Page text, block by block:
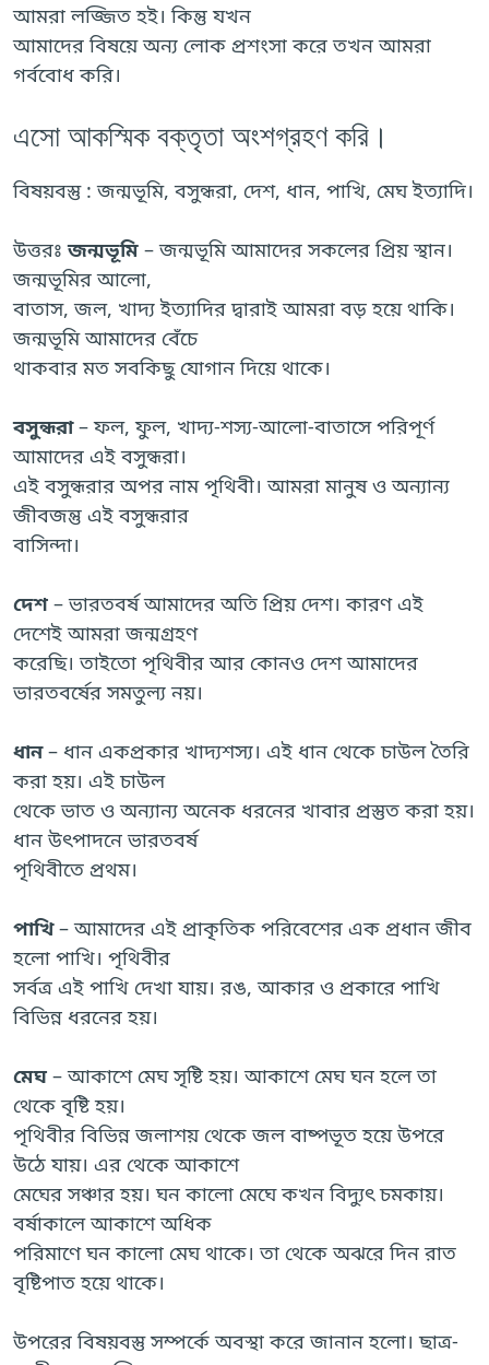
আমরা লজ্জিত হই। কিন্তু যখন
আমাদের বিষয়ে অন্য লোক প্রশংসা করে তখন আমরা
গর্ববোধ করি।
এসো আকস্মিক বক্তৃতা অংশগ্রহণ করি।
বিষয়বস্তু : জন্মভূমি, বসুন্ধরা, দেশ, ধান, পাখি, মেঘ ইত্যাদি।
উত্তরঃজন্মভূমি – জন্মভূমি আমাদের সকলের প্রিয় স্থান।
জন্মভূমির আলো,
বাতাস, জল, খাদ্য ইত্যাদির দ্বারাই আমরা বড় হয়ে থাকি।
জন্মভূমি আমাদের বেঁচে
থাকবার মত সবকিছু যোগান দিয়ে থাকে।
বসুন্ধরা– ফল, ফুল, খাদ্য-শস্য-আলো-বাতাসে পরিপূর্ণ
আমাদের এই বসুন্ধরা।
এই বসুন্ধরার অপর নাম পৃথিবী। আমরা মানুষ ও অন্যান্য
জীবজন্তু এই বসুন্ধরার
বাসিন্দা।
দেশ – ভারতবর্ষ আমাদের অতি প্রিয় দেশ। কারণ এই
দেশেই আমরা জন্মগ্রহণ
করেছি। তাইতো পৃথিবীর আর কোনও দেশ আমাদের
ভারতবর্ষের সমতুল্য নয়।
ধান– ধান একপ্রকার খাদ্যশস্য। এই ধান থেকে চাউল তৈরি
করা হয়। এই চাউল
থেকে ভাত ও অন্যান্য অনেক ধরনের খাবার প্রস্তুত করা হয়।
ধান উৎপাদনে ভারতবর্ষ
পৃথিবীতে প্রথম।
পাখি– আমাদের এই প্রাকৃতিক পরিবেশের এক প্রধান জীব
হলো পাখি। পৃথিবীর
সর্বত্র এই পাখি দেখা যায়। রঙ, আকার ও প্রকারে পাখি
বিভিন্ন ধরনের হয়।
মেঘ – আকাশে মেঘ সৃষ্টি হয়। আকাশে মেঘ ঘন হলে তা
থেকে বৃষ্টি হয়।
পৃথিবীর বিভিন্ন জলাশয় থেকে জল বাষ্পভূত হয়ে উপরে
উঠে যায়। এর থেকে আকাশে
মেঘের সঞ্চার হয়। ঘন কালো মেঘে কখন বিদ্যুৎ চমকায়।
বর্ষাকালে আকাশে অধিক
পরিমাণে ঘন কালো মেঘ থাকে। তা থেকে অঝরে দিন রাত
বৃষ্টিপাত হয়ে থাকে।
উপরের বিষয়বস্তু সম্পর্কে অবস্থা করে জানান হলো। ছাত্র-